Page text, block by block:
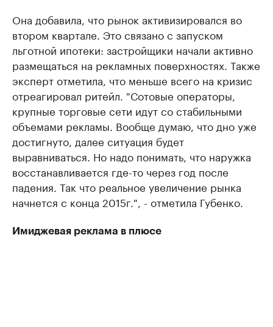
Она добавила, что рынок активизировался во
втором квартале. Это связано с запуском
льготной ипотеки: застройщики начали активно
размещаться на рекламных поверхностях. Также
эксперт отметила, что меньше всего на кризис
отреагировал ритейл. "Сотовые операторы,
крупные торговые сети идут со стабильными
объемами рекламы. Вообще думаю, что дно уже
достигнуто, далее ситуация будет
выравниваться. Но надо понимать, что наружка
восстанавливается где-то через год после
падения. Так что реальное увеличение рынка
начнется с конца 2015г.", - отметила Губенко.
Имиджевая реклама в плюсе